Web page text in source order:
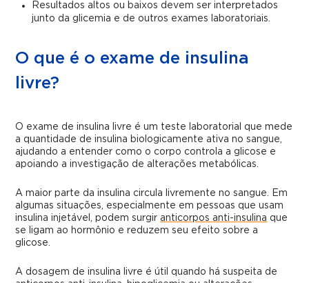
Resultados altos ou baixos devem ser interpretados
junto da glicemia e de outros exames laboratoriais.
O que é o exame de insulina
livre?
O exame de insulina livre é um teste laboratorial que mede
a quantidade de insulina biologicamente ativa no sangue,
ajudando a entender como o corpo controla a glicose e
apoiando a investigação de alterações metabólicas.
A maior parte da insulina circula livremente no sangue. Em
algumas situações, especialmente em pessoas que usam
insulina injetável, podem surgir anticorpos anti-insulina que
se ligam ao hormônio e reduzem seu efeito sobre a
glicose.
A dosagem de insulina livre é útil quando há suspeita de